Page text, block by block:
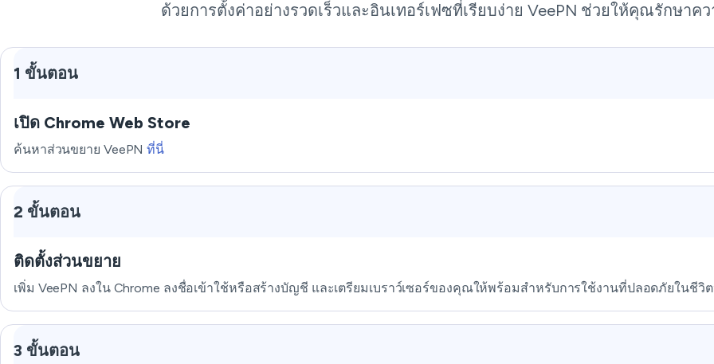
ด้วยการตั้งค่าอย่างรวดเร็วและอินเทอร์เฟซที่เรียบง่าย VeePN ช่วยให้คุณรักษา
1 ขั้นตอน
เปิด Chrome Web Store
ค้นหาส่วนขยาย VeePNที่นี่
2 ขั้นตอน
ติดตั้งส่วนขยาย
เพิ่ม VeePN ลงใน Chrome ลงชื่อเข้าใช้หรือสร้างบัญชี และเตรียมเบราว์เซอร์ของคุณให้พร้อมสำหรับการใช้งานที่ปลอดภัยในชีวิ
3 ขั้นตอน